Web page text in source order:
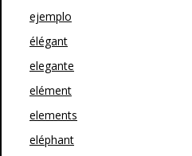
ejemplo
élégant
elegante
elément
elements
eléphant